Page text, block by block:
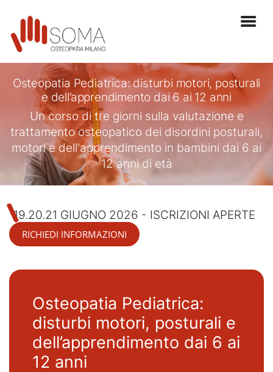
Osteopatia Pediatrica: disturbi motori, posturali
e dell’apprendimento dai 6 ai 12 anni
Un corso di tre giorni sulla valutazione e
trattamento osteopatico dei disordini posturali,
motori e dell'apprendimento in bambini dai 6 ai
12 anni di età
19.20.21 GIUGNO 2026 - ISCRIZIONI APERTE
RICHIEDI INFORMAZIONI
Osteopatia Pediatrica:
disturbi motori, posturali e
dell’apprendimento dai 6 ai
12 anni